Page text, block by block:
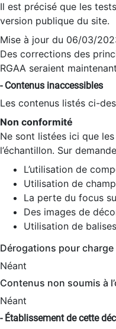
Il est précisé que les
version publique du site.
Mise à jour du 06/03/
Des corrections des
RGAA seraient
- Contenus inaccessibles
Les contenus listés ci-
Non conformité
Ne sont listées ici que
l’échantillon. Sur
L’utilisation de
Utilisation de
La perte du focus
Des images de
Utilisation de
Dérogations pour
Néant
Contenus non soumis à
Néant
- Établissement de cette